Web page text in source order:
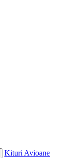
Kituri Avioane